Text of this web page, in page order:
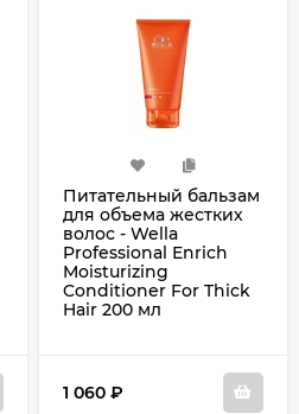
Питательный бальзам
для объема жестких
волос - Wella
Professional Enrich
Moisturizing
Conditioner For Thick
Hair 200 мл
1 060 ₽